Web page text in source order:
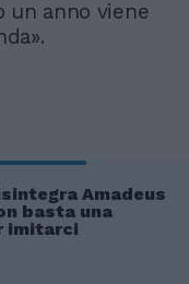
un anno viene
Amadeus
basta una
imitarci